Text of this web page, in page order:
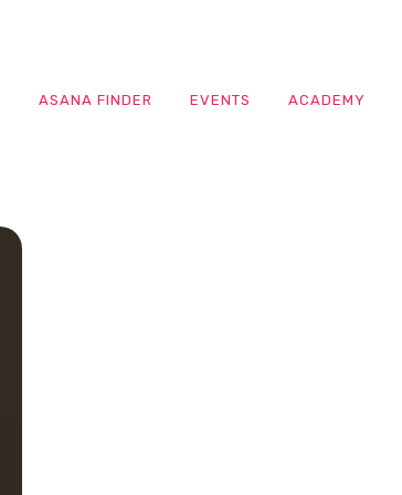
ASANA FINDER EVENTS ACADEMY